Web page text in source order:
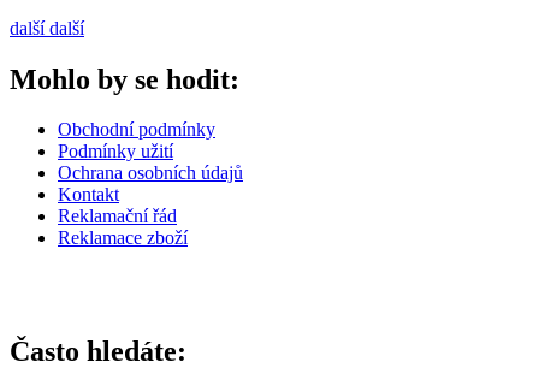
další další
Mohlo by se hodit:
Obchodní podmínky
Podmínky užití
Ochrana osobních údajů
Kontakt
Reklamační řád
Reklamace zboží
Často hledáte: